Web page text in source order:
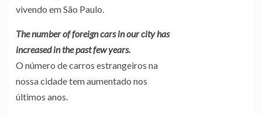
vivendo em São Paulo.
The number of foreign cars in our city has
increased in the past few years.
O número de carros estrangeiros na
nossa cidade tem aumentado nos
últimos anos.